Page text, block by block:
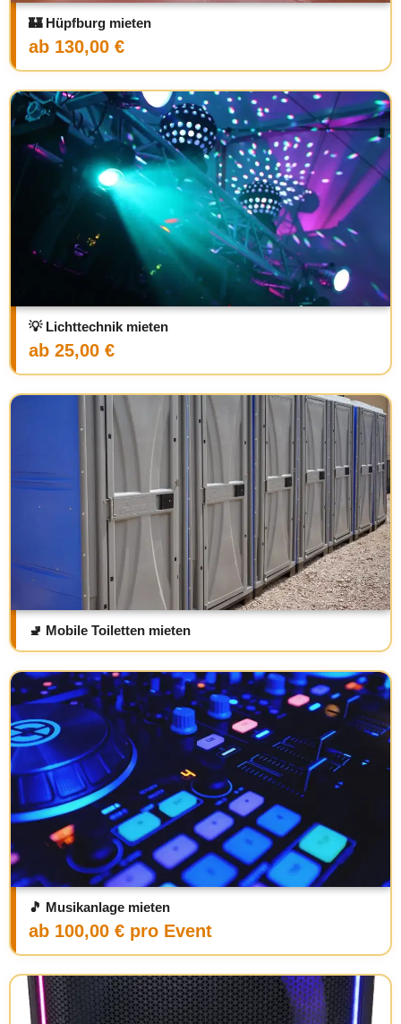
🏰 Hüpfburg mieten
ab 130,00 €
💡 Lichttechnik mieten
ab 25,00 €
🚽 Mobile Toiletten mieten
🎵 Musikanlage mieten
ab 100,00 € pro Event